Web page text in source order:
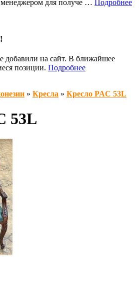
менеджером для получе …
Подробнее
добавили на сайт. В ближайшее
позиции. Подробнее
» Кресла » Кресло PAC 53L
53L